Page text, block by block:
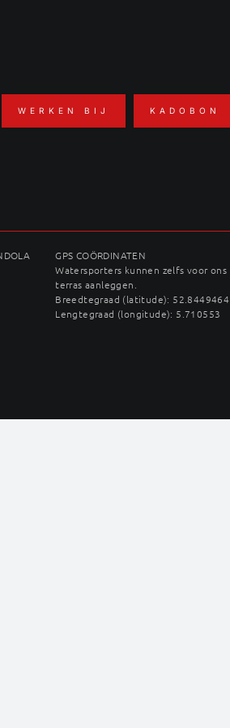
WERKEN BIJ KADOBON
GPS COÖRDINATEN
Watersporters kunnen zelfs voor ons
terras aanleggen.
Breedtegraad (latitude): 52.8449464
Lengtegraad (longitude): 5.710553